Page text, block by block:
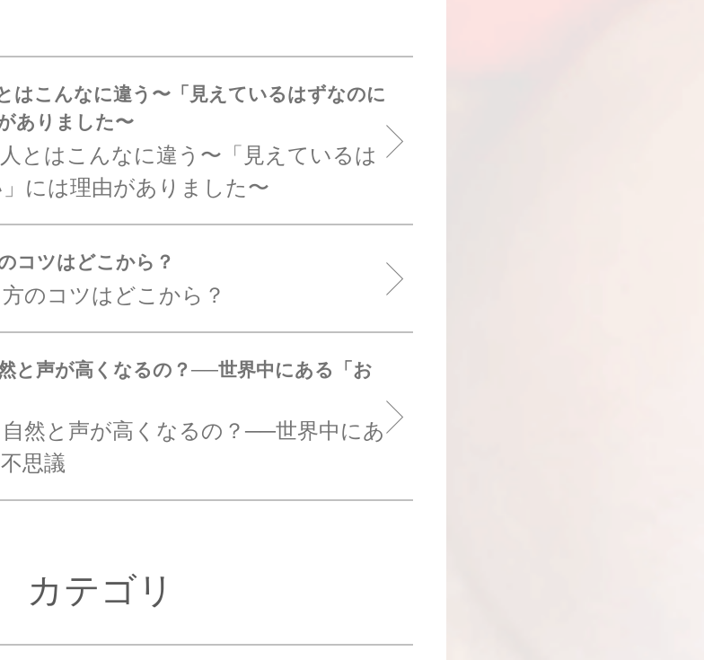
はこんなに違う〜「見えているはずなのに
ありました〜
とはこんなに違う〜「見えているは
には理由がありました〜
コツはどこから？
のコツはどこから？
と声が高くなるの？──世界中にある「お
然と声が高くなるの？──世界中にあ
思議
カテゴリ